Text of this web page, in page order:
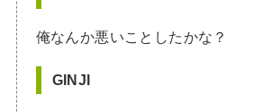
俺なんか悪いことしたかな？
GINJI